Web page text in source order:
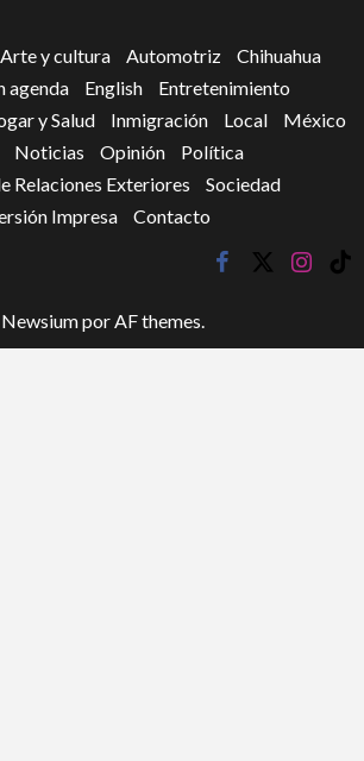
Arte y cultura Automotriz
Chihuahua
agenda English
Entretenimiento
y Salud Inmigración Local
México
Noticias Opinión
Política
Relaciones Exteriores
Sociedad
Impresa
Contacto
facebook
twitter
tik
Newsiumpor AF themes.